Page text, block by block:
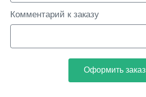
Комментарий к заказу
Оформить заказ